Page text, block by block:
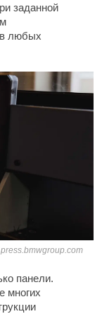
заданной
в любых
press.bmwgroup.com
панели.
многих